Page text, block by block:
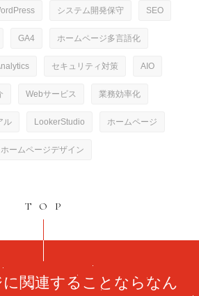
システム開発保守 SEO
GA4 ホームページ多言語化
セキュリティ対策 AIO
Webサービス 業務効率化
ル LookerStudio ホームページ
ホームページデザイン
TOP
関連することならなん